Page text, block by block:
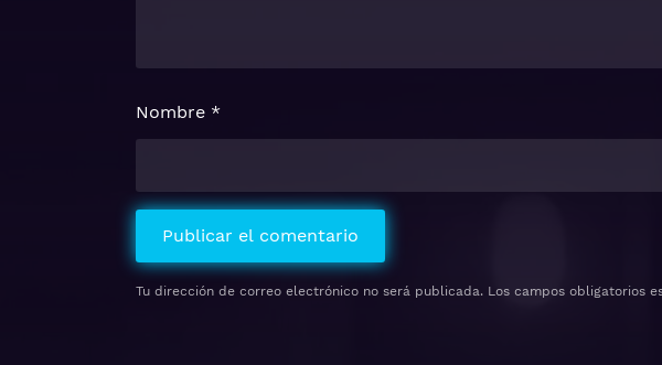
Tu dirección de correo electrónico no será publicada. Los campos obligatorios
Nombre *